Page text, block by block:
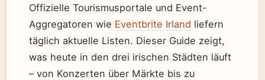
Offizielle Tourismusportale und Event-
Aggregatoren wie Eventbrite Irland liefern
täglich aktuelle Listen. Dieser Guide zeigt,
was heute in den drei irischen Städten läuft
– von Konzerten über Märkte bis zu